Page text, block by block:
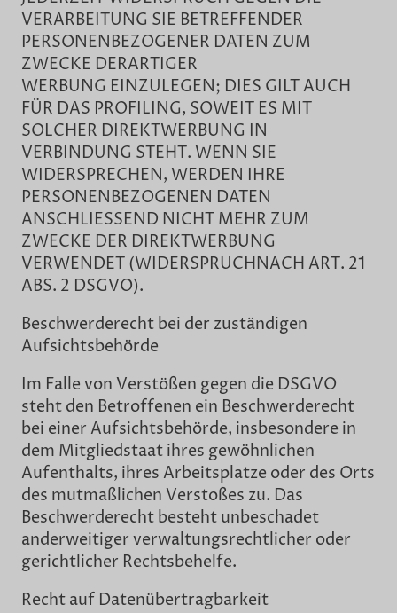
VERARBEITUNG SIE BETREFFENDER
PERSONENBEZOGENER DATEN ZUM
ZWECKE DERARTIGER
WERBUNG EINZULEGEN; DIES GILT AUCH
FÜR DAS PROFILING, SOWEIT ES MIT
SOLCHER DIREKTWERBUNG IN
VERBINDUNG STEHT. WENN SIE
WIDERSPRECHEN, WERDEN IHRE
PERSONENBEZOGENEN DATEN
ANSCHLIESSEND NICHT MEHR ZUM
ZWECKE DER DIREKTWERBUNG
VERWENDET (WIDERSPRUCHNACH ART. 21
ABS. 2 DSGVO).
Beschwerderecht bei der zuständigen
Aufsichtsbehörde
Im Falle von Verstößen gegen die DSGVO
steht den Betroffenen ein Beschwerderecht
bei einer Aufsichtsbehörde, insbesondere in
dem Mitgliedstaat ihres gewöhnlichen
Aufenthalts, ihres Arbeitsplatze oder des Orts
des mutmaßlichen Verstoßes zu. Das
Beschwerderecht besteht unbeschadet
anderweitiger verwaltungsrechtlicher oder
gerichtlicher Rechtsbehelfe.
Recht auf Datenübertragbarkeit